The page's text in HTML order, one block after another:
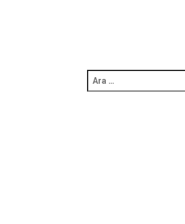
r